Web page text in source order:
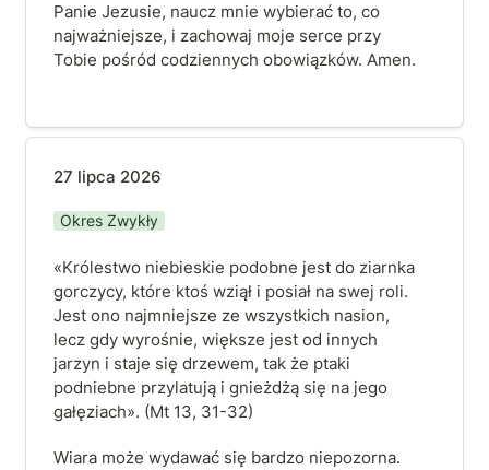
Panie Jezusie, naucz mnie wybierać to, co
najważniejsze, i zachowaj moje serce przy
Tobie pośród codziennych obowiązków. Amen.
27 lipca 2026
Okres Zwykły
«Królestwo niebieskie podobne jest do ziarnka
gorczycy, które ktoś wziął i posiał na swej roli.
Jest ono najmniejsze ze wszystkich nasion,
lecz gdy wyrośnie, większe jest od innych
jarzyn i staje się drzewem, tak że ptaki
podniebne przylatują i gnieżdżą się na jego
gałęziach». (Mt 13, 31-32)
Wiara może wydawać się bardzo niepozorna.